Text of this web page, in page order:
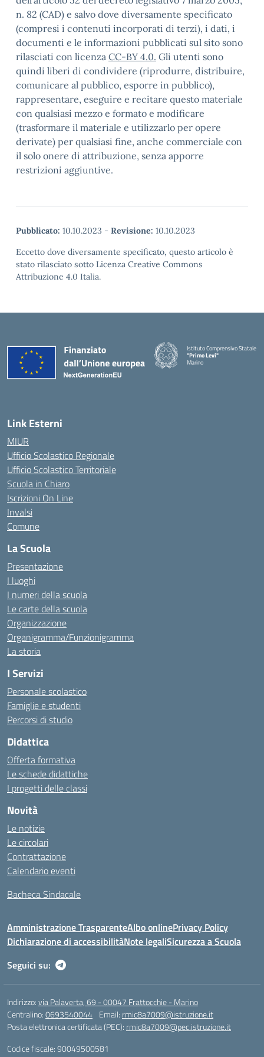
n. 82 (CAD) e salvo dove diversamente specificato
(compresi i contenuti incorporati di terzi), i dati, i
documenti e le informazioni pubblicati sul sito sono
rilasciati con licenza CC-BY 4.0. Gli utenti sono
quindi liberi di condividere (riprodurre, distribuire,
comunicare al pubblico, esporre in pubblico),
rappresentare, eseguire e recitare questo materiale
con qualsiasi mezzo e formato e modificare
(trasformare il materiale e utilizzarlo per opere
derivate) per qualsiasi fine, anche commerciale con
il solo onere di attribuzione, senza apporre
restrizioni aggiuntive.
Pubblicato: 10.10.2023 - Revisione: 10.10.2023
Eccetto dove diversamente specificato, questo articolo è
stato rilasciato sotto Licenza Creative Commons
Attribuzione 4.0 Italia.
Istituto Comprensivo Statale
"Primo Levi"
Marino
Link Esterni
MIUR
Ufficio Scolastico Regionale
Ufficio Scolastico Territoriale
Scuola in Chiaro
Iscrizioni On Line
Invalsi
Comune
La Scuola
Presentazione
I luoghi
I numeri della scuola
Le carte della scuola
Organizzazione
Organigramma/Funzionigramma
La storia
I Servizi
Personale scolastico
Famiglie e studenti
Percorsi di studio
Didattica
Offerta formativa
Le schede didattiche
I progetti delle classi
Novità
Le notizie
Le circolari
Contrattazione
Calendario eventi
Bacheca Sindacale
Amministrazione TrasparenteAlbo onlinePrivacy Policy
Dichiarazione di accessibilitàNote legaliSicurezza a Scuola
Seguici su:
Indirizzo:via Palaverta, 69 - 00047 Frattocchie - Marino
Centralino:0693540044 Email: rmic8a7009@istruzione.it
Posta elettronica certificata (PEC): rmic8a7009@pec.istruzione.it
Codice fiscale: 90049500581